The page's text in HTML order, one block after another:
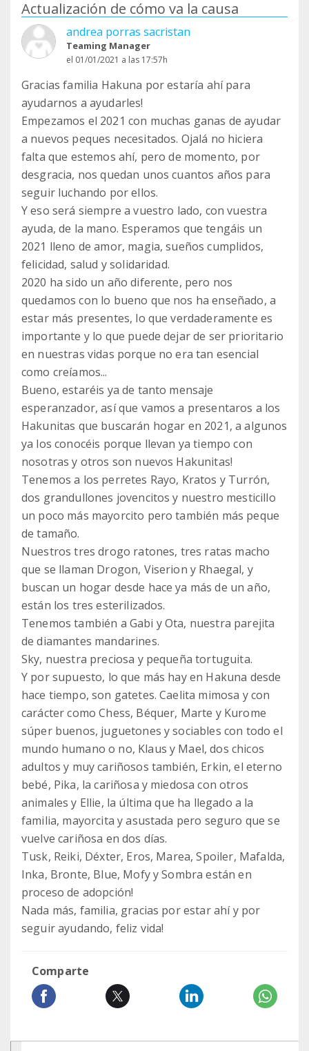
Actualización de cómo va la causa
andrea porras sacristan
Teaming Manager
el 01/01/2021 a las 17:57h
Gracias familia Hakuna por estaría ahí para
ayudarnos a ayudarles!
Empezamos el 2021 con muchas ganas de ayudar
a nuevos peques necesitados. Ojalá no hiciera
falta que estemos ahí, pero de momento, por
desgracia, nos quedan unos cuantos años para
seguir luchando por ellos.
Y eso será siempre a vuestro lado, con vuestra
ayuda, de la mano. Esperamos que tengáis un
2021 lleno de amor, magia, sueños cumplidos,
felicidad, salud y solidaridad.
2020 ha sido un año diferente, pero nos
quedamos con lo bueno que nos ha enseñado, a
estar más presentes, lo que verdaderamente es
importante y lo que puede dejar de ser prioritario
en nuestras vidas porque no era tan esencial
como creíamos...
Bueno, estaréis ya de tanto mensaje
esperanzador, así que vamos a presentaros a los
Hakunitas que buscarán hogar en 2021, a algunos
ya los conocéis porque llevan ya tiempo con
nosotras y otros son nuevos Hakunitas!
Tenemos a los perretes Rayo, Kratos y Turrón,
dos grandullones jovencitos y nuestro mesticillo
un poco más mayorcito pero también más peque
de tamaño.
Nuestros tres drogo ratones, tres ratas macho
que se llaman Drogon, Viserion y Rhaegal, y
buscan un hogar desde hace ya más de un año,
están los tres esterilizados.
Tenemos también a Gabi y Ota, nuestra parejita
de diamantes mandarines.
Sky, nuestra preciosa y pequeña tortuguita.
Y por supuesto, lo que más hay en Hakuna desde
hace tiempo, son gatetes. Caelita mimosa y con
carácter como Chess, Béquer, Marte y Kurome
súper buenos, juguetones y sociables con todo el
mundo humano o no, Klaus y Mael, dos chicos
adultos y muy cariñosos también, Erkin, el eterno
bebé, Pika, la cariñosa y miedosa con otros
animales y Ellie, la última que ha llegado a la
familia, mayorcita y asustada pero seguro que se
vuelve cariñosa en dos días.
Tusk, Reiki, Déxter, Eros, Marea, Spoiler, Mafalda,
Inka, Bronte, Blue, Mofy y Sombra están en
proceso de adopción!
Nada más, familia, gracias por estar ahí y por
seguir ayudando, feliz vida!
Comparte